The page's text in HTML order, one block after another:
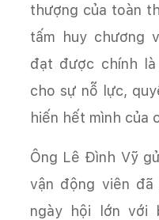
thượng của toàn
tấm huy chương
đạt được chính
cho sự nỗ lực,
hiến hết mình của
Ông Lê Đình Vỹ
vận động viên
ngày hội lớn với